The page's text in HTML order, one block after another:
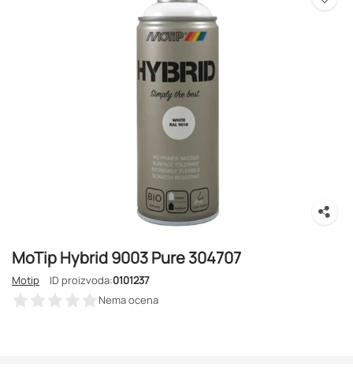
MoTip Hybrid 9003 Pure 304707
Motip ID proizvoda:0101237
Nema ocena